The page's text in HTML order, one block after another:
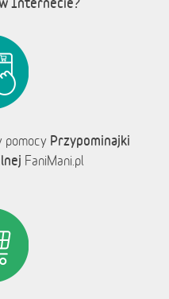
pomocy Przypominajki
FaniMani.pl